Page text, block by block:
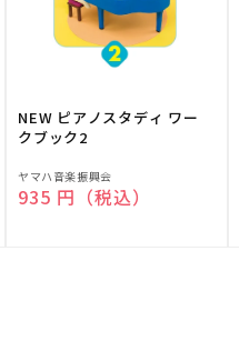
NEW ピアノスタディ ワー
クブック2
販
売
ヤマハ音楽振興会
通常価格
935 円（税込）